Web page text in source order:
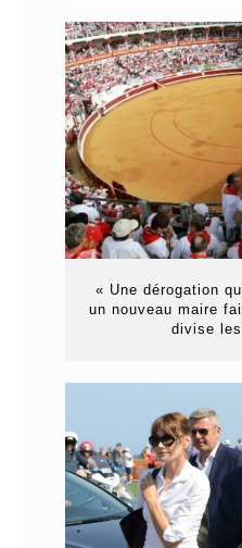
« Une dérogation
un nouveau maire
divise